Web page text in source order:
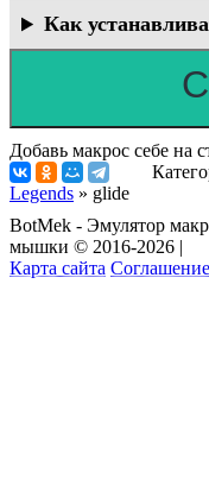
Как
Добавь макрос себе на
Legends » glide
BotMek - Эмулятор
мышки © 2016-2026 |
Карта сайта